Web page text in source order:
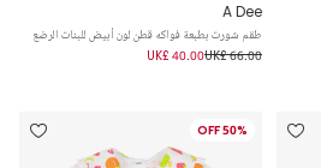
A Dee
طقم شورت بطبعة فواكه قطن لون أبيض للبنات الرضع
UK£ 66.00
UK£ 40.00
50% OFF